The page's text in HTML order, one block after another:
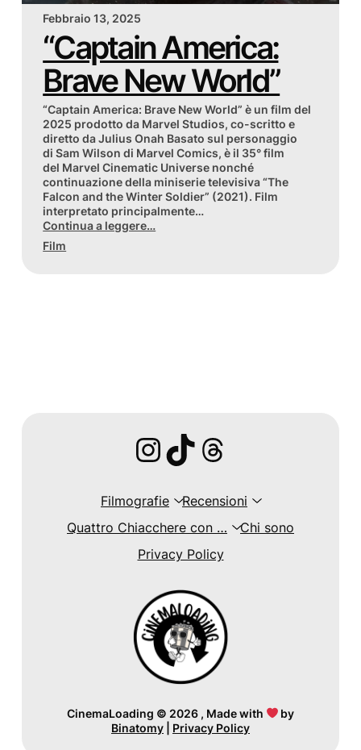
Febbraio 13, 2025
“Captain America:
Brave New World”
“Captain America: Brave New World” è un film del
2025 prodotto da Marvel Studios, co-scritto e
diretto da Julius Onah Basato sul personaggio
di Sam Wilson di Marvel Comics, è il 35° film
del Marvel Cinematic Universe nonché
continuazione della miniserie televisiva “The
Falcon and the Winter Soldier” (2021). Film
interpretato principalmente…
Continua a leggere…
Film
Instagram
TikTokThreads
Filmografie
Recensioni
Quattro Chiacchere con …
Chi sono
Privacy Policy
CinemaLoading © 2026 , Made with
by
Binatomy
Privacy Policy